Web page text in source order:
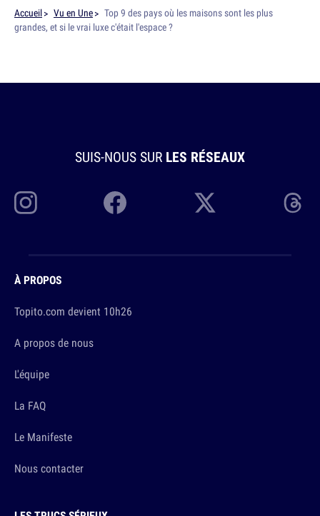
Accueil Vu en Une
Top 9 des pays où les maisons sont les plus
grandes, et si le vrai luxe c'était l'espace ?
SUIS-NOUS SUR LES RÉSEAUX
À PROPOS
Topito.com devient 10h26
A propos de nous
L'équipe
La FAQ
Le Manifeste
Nous contacter